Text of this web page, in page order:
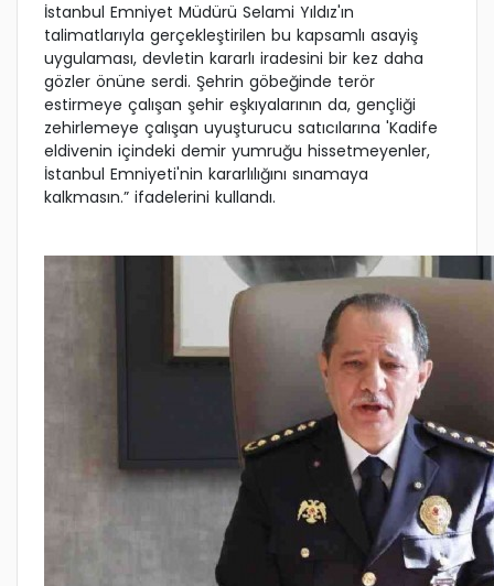
İstanbul Emniyet Müdürü Selami Yıldız'ın
talimatlarıyla gerçekleştirilen bu kapsamlı asayiş
uygulaması, devletin kararlı iradesini bir kez daha
gözler önüne serdi. Şehrin göbeğinde terör
estirmeye çalışan şehir eşkıyalarının da, gençliği
zehirlemeye çalışan uyuşturucu satıcılarına 'Kadife
eldivenin içindeki demir yumruğu hissetmeyenler,
İstanbul Emniyeti'nin kararlılığını sınamaya
kalkmasın.” ifadelerini kullandı.